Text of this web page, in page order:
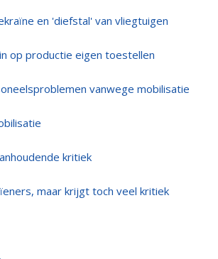
en 'diefstal' van vliegtuigen
op productie eigen toestellen
vanwege mobilisatie
kritiek
maar krijgt toch veel kritiek